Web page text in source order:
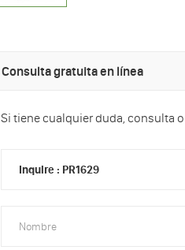
Consulta gratuita en línea
Si tiene cualquier duda, consulta